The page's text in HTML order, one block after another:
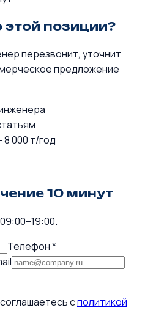
позиции?
перезвонит, уточнит
предложение
000 т/год
10 минут
Телефон *
сполитикой